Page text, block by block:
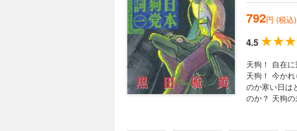
792円 (税込)
4.5
天狗！ 自在
天狗！ 今か
のか寒い日は
のか？ 天狗の